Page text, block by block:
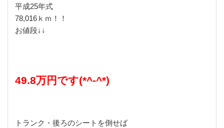
平成25年式
78,016ｋｍ！！
お値段↓↓
49.8万円です(*^-^*)
トランク・後ろのシートを倒せば